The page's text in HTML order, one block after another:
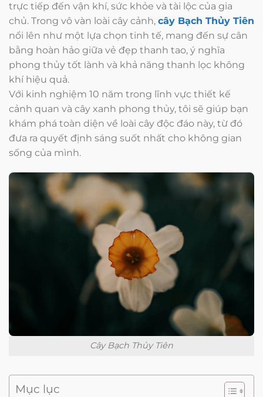
trực tiếp đến vận khí, sức khỏe và tài lộc của gia
chủ. Trong vô vàn loài cây cảnh, cây Bạch Thủy Tiên
nổi lên như một lựa chọn tinh tế, mang đến sự cân
bằng hoàn hảo giữa vẻ đẹp thanh tao, ý nghĩa
phong thủy tốt lành và khả năng thanh lọc không
khí hiệu quả.
Với kinh nghiệm 10 năm trong lĩnh vực thiết kế
cảnh quan và cây xanh phong thủy, tôi sẽ giúp bạn
khám phá toàn diện về loài cây độc đáo này, từ đó
đưa ra quyết định sáng suốt nhất cho không gian
sống của mình.
Cây Bạch Thủy Tiên
Mục lục